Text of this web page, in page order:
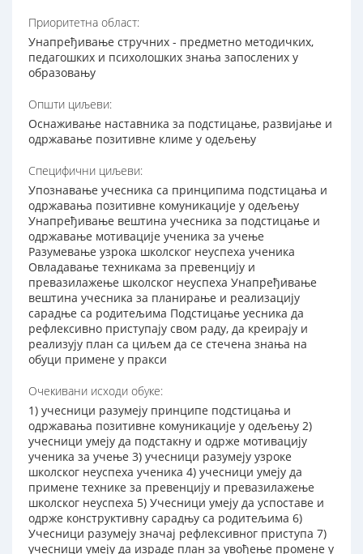
Приоритетна област:
Унапређивање стручних - предметно методичких,
педагошких и психолошких знања запослених у
образовању
Општи циљеви:
Оснаживање наставника за подстицање, развијање и
одржавање позитивне климе у одељењу
Специфични циљеви:
Упознавање учесника са принципима подстицања и
одржавања позитивне комуникације у одељењу
Унапређивање вештина учесника за подстицање и
одржавање мотивације ученика за учење
Разумевање узрока школског неуспеха ученика
Овладавање техникама за превенцију и
превазилажење школског неуспеха Унапређивање
вештина учесника за планирање и реализацију
сарадње са родитељима Подстицање уесника да
рефлексивно приступају свом раду, да креирају и
реализују план са циљем да се стечена знања на
обуци примене у пракси
Очекивани исходи обуке:
1) учесници разумеју принципе подстицања и
одржавања позитивне комуникације у одељењу 2)
учесници умеју да подстакну и одрже мотивацију
ученика за учење 3) учесници разумеју узроке
школског неуспеха ученика 4) учесници умеју да
примене технике за превенцију и превазилажење
школског неуспеха 5) Учесници умеју да успоставе и
одрже конструктивну сарадњу са родитељима 6)
Учесници разумеју значај рефлексивног приступа 7)
учесници умеју да израде план за увођење промене у